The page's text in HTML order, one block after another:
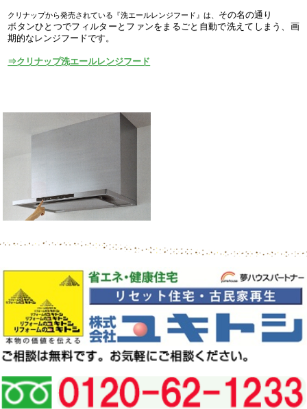
クリナップから発売されている『洗エールレンジフード』は、 その名の通り
ボタンひとつでフィルターとファンをまるごと自動で洗えてしまう、画
期的なレンジフードです。
⇒クリナップ洗エールレンジフード